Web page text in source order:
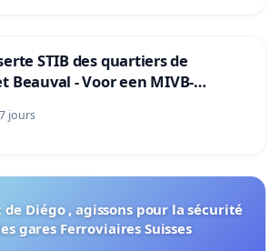
STIB des quartiers de
Beauval - Voor een MIVB-
de wijken Strombeek en Het
jours
Diégo , agissons pour la sécurité
gares Ferroviaires Suisses